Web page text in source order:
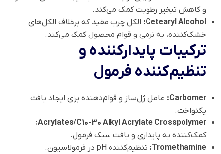
و کاهش تبخیر رطوبت کمک می‌کند.
Cetearyl Alcohol: الکل چرب مفید که برخلاف الکل‌های
خشک‌کننده، به نرمی و قوام محصول کمک می‌کند.
ترکیبات پایدارکننده و
تنظیم‌کننده فرمول
Carbomer: عامل ژل‌ساز و قوام‌دهنده برای ایجاد بافت
یکنواخت.
Acrylates/C10-30 Alkyl Acrylate Crosspolymer:
کمک‌کننده به پایداری و بافت سبک فرمول.
Tromethamine: تنظیم‌کننده pH در فرمولاسیون.